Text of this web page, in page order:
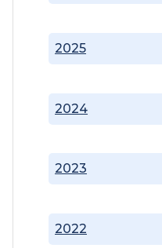
2022
2023
2024
2025